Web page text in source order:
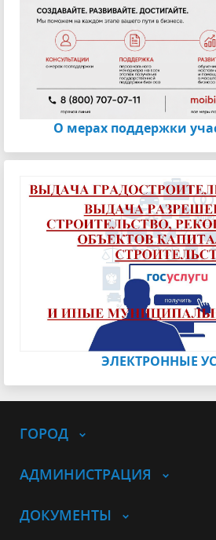
О мерах поддержки
ЭЛЕКТРОННЫЕ
ГОРОД
АДМИНИСТРАЦИЯ
ДОКУМЕНТЫ